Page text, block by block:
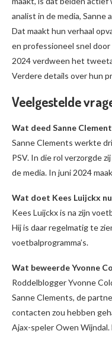
analist in de media,
Dat maakt hun verhaal
en professioneel snel
2024 verdween het
Verdere details over hun
Veelgestelde
Wat deed Sanne
Sanne Clements werkte
PSV. In die rol verzorgde
de media. In juni 2024
Wat doet Kees Luijckx
Kees Luijckx is na zijn
Hij is daar regelmatig te
voetbalprogramma’s.
Wat beweerde Yvonne
Roddelblogger Yvonne
Sanne Clements, de
contacten zou hebben
Ajax-speler Owen